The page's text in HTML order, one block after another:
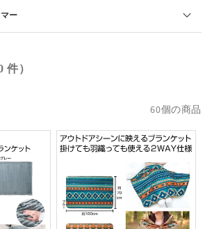
ー
件）
60個の商品